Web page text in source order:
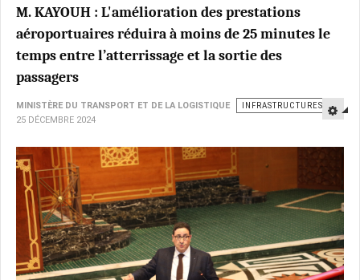
M. KAYOUH : L'amélioration des prestations
aéroportuaires réduira à moins de 25 minutes le
temps entre l’atterrissage et la sortie des
passagers
MINISTÈRE DU TRANSPORT ET DE LA LOGISTIQUE
INFRASTRUCTURES
25 DÉCEMBRE 2024